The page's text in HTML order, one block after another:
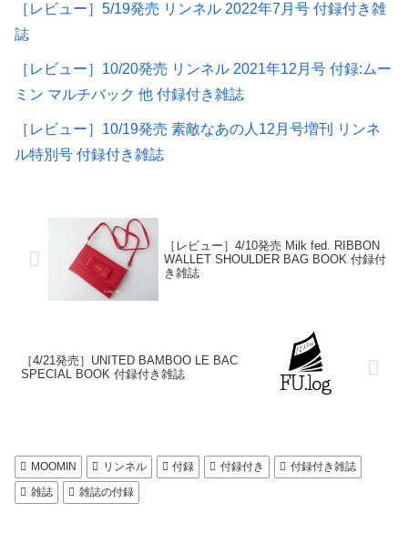
［レビュー］5/19発売 リンネル 2022年7月号 付録付き雑
誌
［レビュー］10/20発売 リンネル 2021年12月号 付録:ムー
ミン マルチバック 他 付録付き雑誌
［レビュー］10/19発売 素敵なあの人12月号増刊 リンネ
ル特別号 付録付き雑誌
［レビュー］4/10発売 Milk fed. RIBBON
WALLET SHOULDER BAG BOOK 付録付
き雑誌
［4/21発売］UNITED BAMBOO LE BAC
SPECIAL BOOK 付録付き雑誌
MOOMIN リンネル 付録 付録付き
付録付き雑誌
雑誌
雑誌の付録